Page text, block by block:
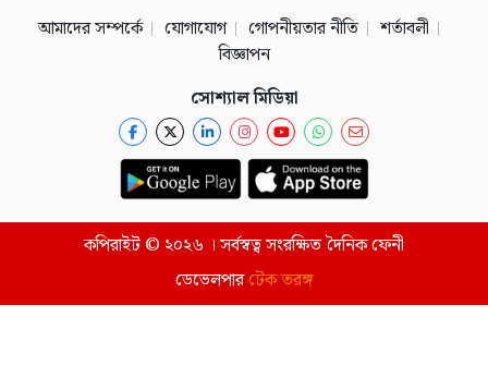
আমাদের সম্পর্কে
যোগাযোগ গোপনীয়তার নীতি
শর্তাবলী
বিজ্ঞাপন
সোশ্যাল মিডিয়া
কপিরাইট © ২০২৬ । সর্বস্বত্ব সংরক্ষিত দৈনিক ফেনী
ডেভেলপারটেক তরঙ্গ